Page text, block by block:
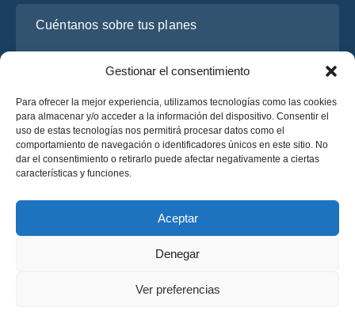
Gestionar el consentimiento
Para ofrecer la mejor experiencia, utilizamos tecnologías como las cookies
para almacenar y/o acceder a la información del dispositivo. Consentir el
uso de estas tecnologías nos permitirá procesar datos como el
comportamiento de navegación o identificadores únicos en este sitio. No
dar el consentimiento o retirarlo puede afectar negativamente a ciertas
características y funciones.
Aceptar
Denegar
Ver preferencias
He leído y acepto la
Solicite un presupuesto
Solicite un presupuesto